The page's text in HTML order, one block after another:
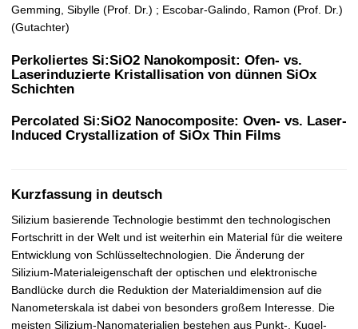
Gemming, Sibylle (Prof. Dr.) ; Escobar-Galindo, Ramon (Prof. Dr.)
(Gutachter)
Perkoliertes Si:SiO2 Nanokomposit: Ofen- vs.
Laserinduzierte Kristallisation von dünnen SiOx
Schichten
Percolated Si:SiO2 Nanocomposite: Oven- vs. Laser-
Induced Crystallization of SiOx Thin Films
Kurzfassung in deutsch
Silizium basierende Technologie bestimmt den technologischen
Fortschritt in der Welt und ist weiterhin ein Material für die weitere
Entwicklung von Schlüsseltechnologien. Die Änderung der
Silizium-Materialeigenschaft der optischen und elektronische
Bandlücke durch die Reduktion der Materialdimension auf die
Nanometerskala ist dabei von besonders großem Interesse. Die
meisten Silizium-Nanomaterialien bestehen aus Punkt-, Kugel-